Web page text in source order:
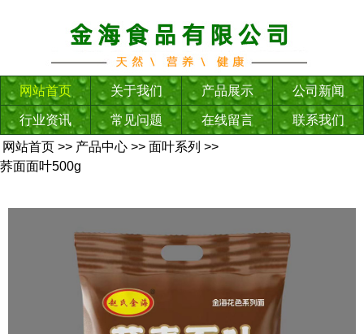
网站首页 关于我们 产品展示 公司新闻
行业资讯 常见问题 在线留言
联系我们
网站首页 >> 产品中心 >> 面叶系列 >>
荞面面叶500g